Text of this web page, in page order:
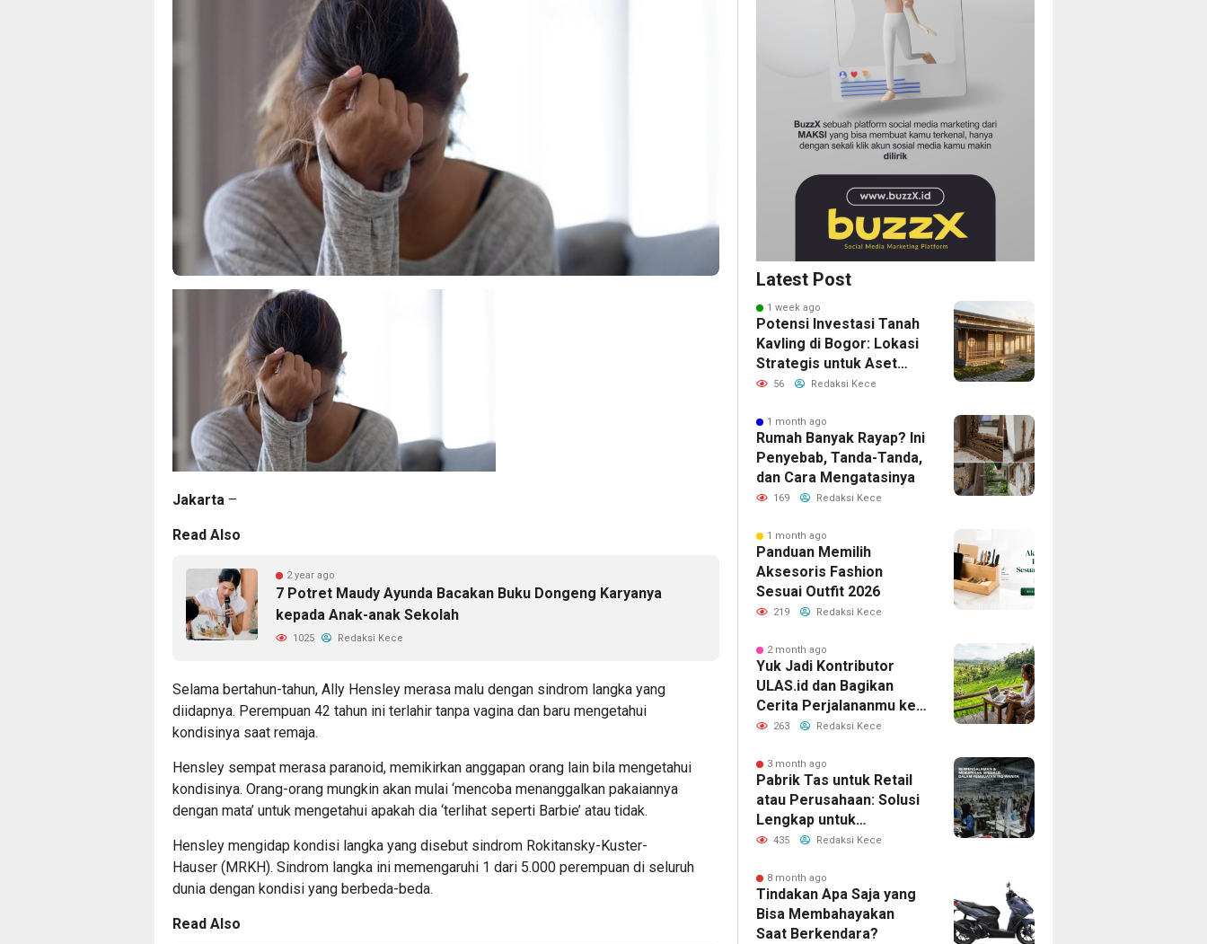
Jakarta –
Read Also
2 year ago
7 Potret Maudy Ayunda Bacakan Buku Dongeng Karyanya
kepada Anak-anak Sekolah
1025 Redaksi Kece
Selama bertahun-tahun, Ally Hensley merasa malu dengan sindrom langka yang
diidapnya. Perempuan 42 tahun ini terlahir tanpa vagina dan baru mengetahui
kondisinya saat remaja.
Hensley sempat merasa paranoid, memikirkan anggapan orang lain bila mengetahui
kondisinya. Orang-orang mungkin akan mulai ‘mencoba menanggalkan pakaiannya
dengan mata’ untuk mengetahui apakah dia ‘terlihat seperti Barbie’ atau tidak.
Hensley mengidap kondisi langka yang disebut sindrom Rokitansky-Kuster-
Hauser (MRKH). Sindrom langka ini memengaruhi 1 dari 5.000 perempuan di seluruh
dunia dengan kondisi yang berbeda-beda.
Read Also
Latest Post
1 week ago
Potensi Investasi Tanah
Kavling di Bogor: Lokasi
Strategis untuk Aset
Masa Depan
56 Redaksi Kece
1 month ago
Rumah Banyak Rayap? Ini
Penyebab, Tanda-Tanda,
dan Cara Mengatasinya
169 Redaksi Kece
1 month ago
Panduan Memilih
Aksesoris Fashion
Sesuai Outfit 2026
219 Redaksi Kece
2 month ago
Yuk Jadi Kontributor
ULAS.id dan Bagikan
Cerita Perjalananmu ke
Lebih Banyak Pembaca
263 Redaksi Kece
3 month ago
Pabrik Tas untuk Retail
atau Perusahaan: Solusi
Lengkap untuk
Kebutuhan Bisnis Anda
435 Redaksi Kece
8 month ago
Tindakan Apa Saja yang
Bisa Membahayakan
Saat Berkendara?